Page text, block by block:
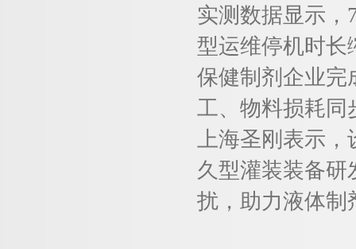
实测数据显示，
型运维停机时长
保健制剂企业完
工、物料损耗同
上海圣刚表示，
久型灌装装备
扰，助力液体制